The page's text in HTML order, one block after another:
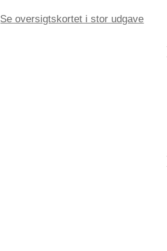
Se oversigtskortet i stor udgave